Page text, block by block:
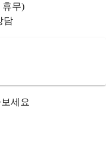
휴무)
담
세요